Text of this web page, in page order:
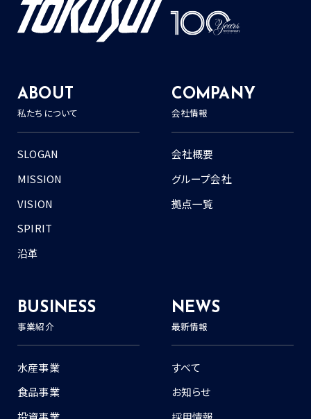
ABOUT
私たちについて
SLOGAN
MISSION
VISION
SPIRIT
沿革
COMPANY
会社情報
会社概要
グループ会社
拠点一覧
BUSINESS
事業紹介
水産事業
食品事業
NEWS
最新情報
すべて
お知らせ